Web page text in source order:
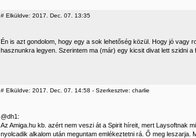
# Elküldve: 2017. Dec. 07. 13:35
Én is azt gondolom, hogy egy a sok lehetőség közül. Hogy jó vagy
hasznunkra legyen. Szerintem ma (már) egy kicsit divat lett szidni a
# Elküldve: 2017. Dec. 07. 14:58 - Szerkesztve: charlie
@dh1:
Az Amiga.hu kb. azért nem veszi át a Spirit híreit, mert Laysoftnak
nyolcadik alkalom után meguntam emlékeztetni rá. Ő meg leszarja.